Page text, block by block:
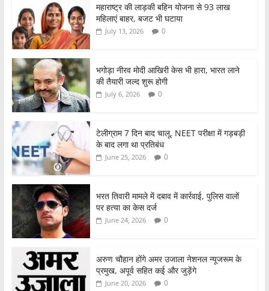
o
k
p
महाराष्ट्र की लाड़की बहिन योजना से 93 लाख
महिलाएं बाहर, बजट भी घटाया
July 13, 2026 0
भगोड़ा नीरव मोदी आखिरी केस भी हारा, भारत लाने
की तैयारी जल्द शुरू होगी
July 6, 2026 0
टेलीग्राम 7 दिन बाद चालू, NEET परीक्षा में गड़बड़ी
के बाद लगा था प्रतिबंध
June 25, 2026 0
भरत तिवारी मामले में दबाव में कार्रवाई, पुलिस वालों
पर हत्या का केस दर्ज
June 24, 2026 0
अरुण चौहान होंगे अमर उजाला नेशनल न्यूजरूम के
प्रमुख, अपूर्व सहित कई और जुड़ेंगे
June 20, 2026 0